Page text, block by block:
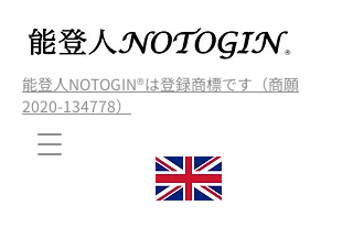
能登人NOTOGIN®️は登録商標です（商願
2020-134778）